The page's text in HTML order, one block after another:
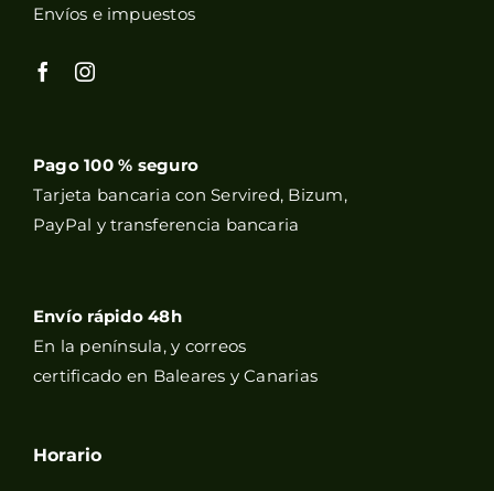
Envíos e impuestos
Pago 100 % seguro
Tarjeta bancaria con Servired, Bizum,
PayPal y transferencia bancaria
Envío rápido 48h
En la península, y correos
certificado en Baleares y Canarias
Horario